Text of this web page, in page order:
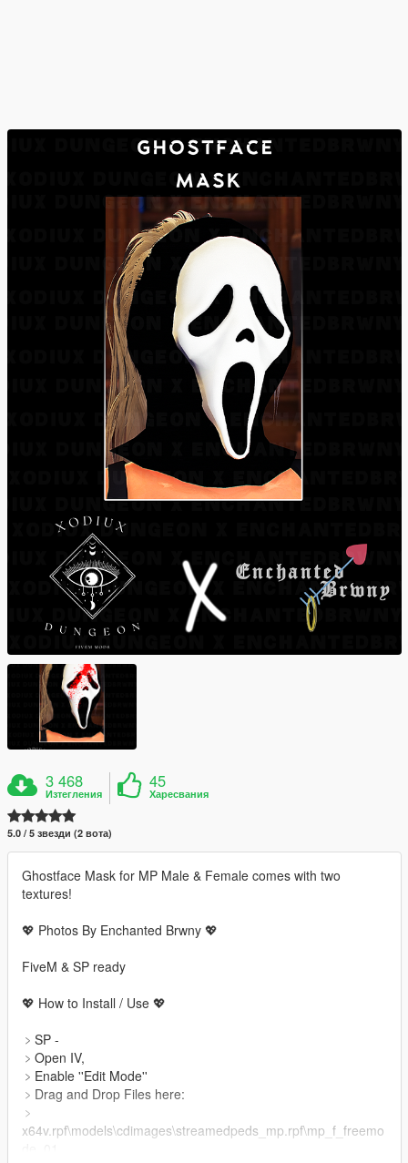
3 468
Изтегления
45
Харесвания
5.0 / 5 звезди (2 вота)
Ghostface Mask for MP Male & Female comes with two
textures!
💖 Photos By Enchanted Brwny 💖
FiveM & SP ready
💖 How to Install / Use 💖
﹥SP -
﹥Open IV,
﹥Enable ''Edit Mode''
﹥Drag and Drop Files here:
﹥
x64v.rpf\models\cdimages\streamedpeds_mp.rpf\mp_f_freemo